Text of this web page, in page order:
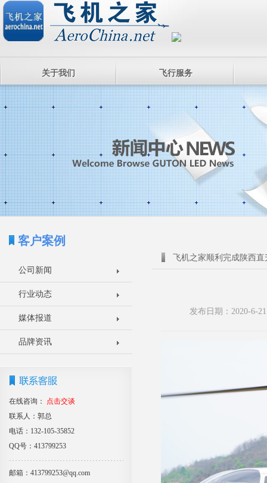
关于我们 飞行服务
客户案例
公司新闻
行业动态
媒体报道
品牌资讯
在线咨询：
点击交谈
联系人：郭总
电话：132-105-35852
QQ号：413799253
邮箱：413799253@qq.com
飞机之家顺利完成陕西
发布日期：2020-6-